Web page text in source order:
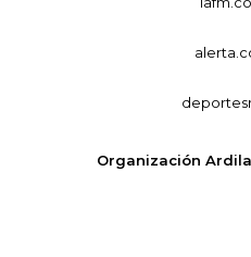
Organización